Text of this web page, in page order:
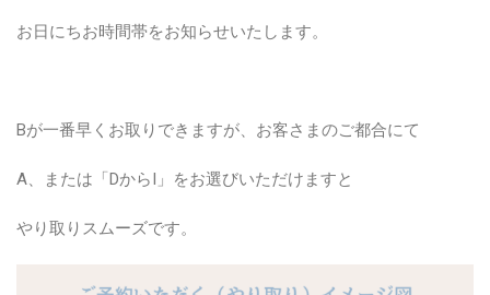
お日にちお時間帯をお知らせいたします。
Bが一番早くお取りできますが、お客さまのご都合にて
A、または「DからI」をお選びいただけますと
やり取りスムーズです。